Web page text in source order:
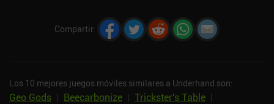
Compartir:
Los 10 mejores juegos móviles similares a Underhand son:
Geo Gods Beecarbonize Trickster's Table